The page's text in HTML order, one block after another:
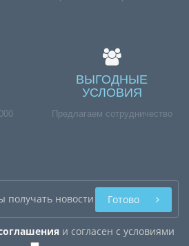
ВЫГОДНЫЕ
УСЛОВИЯ
Предлагаем сотрудничество
и согласен с условиями
Готово